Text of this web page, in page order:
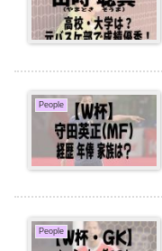
People
People